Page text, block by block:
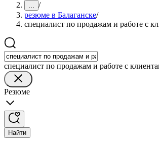
... /
резюме в Балаганске/
специалист по продажам и работе с
специалист по продажам и работе с
Резюме
Найти